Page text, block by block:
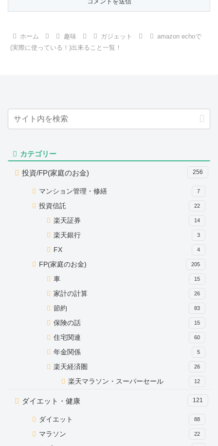
ホーム 趣味 ガジェット
amazon echoで
(実際に使っている！)出来ること一覧！
カテゴリー
投資/FP(家庭のお金) 256
マンション管理・修繕 7
投資信託 22
楽天証券 14
楽天銀行 3
FX 4
FP(家庭のお金) 205
車 15
家計の計算 26
節約 83
保険の話 15
住宅関連 60
年金関係 5
楽天経済圏 26
楽天マラソン・スーパーセール 12
ダイエット・健康 121
ダイエット 88
マラソン 22